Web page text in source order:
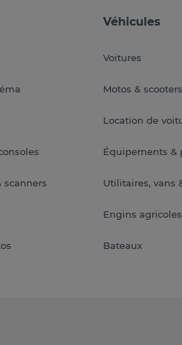
scanners
Véhicules
Voitures
Motos & scooters
Location de
Équipements &
Utilitaires, vans
Engins
Bateaux